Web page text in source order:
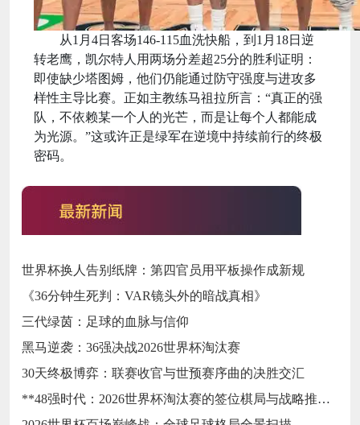
从1月4日客场146-115血洗快船，到1月18日逆
转老鹰，凯尔特人用两场分差超25分的胜利证明：
即使缺少塔图姆，他们仍能通过防守强度与进攻多
样性主导比赛。正如主教练马祖拉所言：“真正的强
队，不依赖某一个人的光芒，而是让每个人都能成
为光源。”这或许正是绿军在逆境中持续前行的终极
密码。
世界杯换人告别纸牌：第四官员用平板操作成新规
《36分钟生死判：VAR镜头外的暗战真相》
三代绿茵：足球的血脉与信仰
黑马逆袭：36强决战2026世界杯淘汰赛
30天终极博弈：联赛收官与世预赛序曲的决胜交汇
**48强时代：2026世界杯淘汰赛的签位棋局与战略推演**